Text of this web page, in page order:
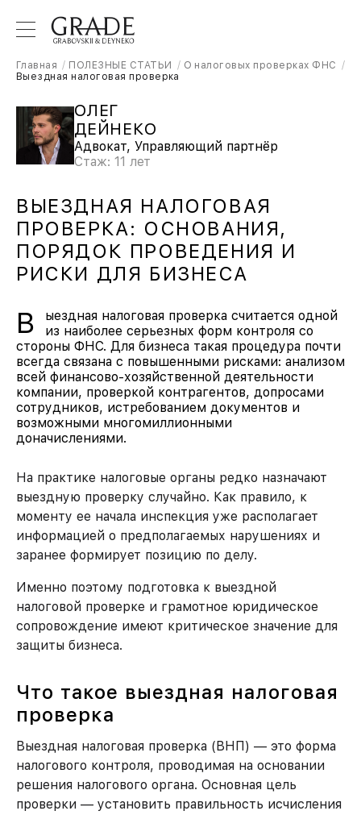
Главная ПОЛЕЗНЫЕ СТАТЬИ
О налоговых проверках ФНС
Выездная налоговая проверка
ОЛЕГ
ДЕЙНЕКО
Адвокат, Управляющий партнёр
Стаж: 11 лет
ВЫЕЗДНАЯ НАЛОГОВАЯ
ПРОВЕРКА: ОСНОВАНИЯ,
ПОРЯДОК ПРОВЕДЕНИЯ И
РИСКИ ДЛЯ БИЗНЕСА
В
ыездная налоговая проверка считается одной
из наиболее серьезных форм контроля со
стороны ФНС. Для бизнеса такая процедура почти
всегда связана с повышенными рисками: анализом
всей финансово-хозяйственной деятельности
компании, проверкой контрагентов, допросами
сотрудников, истребованием документов и
возможными многомиллионными
доначислениями.
На практике налоговые органы редко назначают
выездную проверку случайно. Как правило, к
моменту ее начала инспекция уже располагает
информацией о предполагаемых нарушениях и
заранее формирует позицию по делу.
Именно поэтому подготовка к выездной
налоговой проверке и грамотное юридическое
сопровождение имеют критическое значение для
защиты бизнеса.
Что такое выездная налоговая
проверка
Выездная налоговая проверка (ВНП) — это форма
налогового контроля, проводимая на основании
решения налогового органа. Основная цель
проверки — установить правильность исчисления